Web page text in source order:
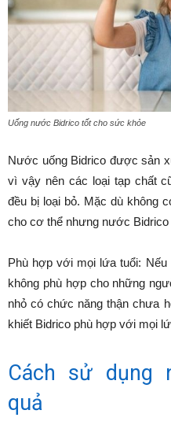
Uống nước Bidrico tốt cho sức khỏe
Nước uống Bidrico được sản
vì vậy nên các loại tạp chất
đều bị loại bỏ. Mặc dù không
cho cơ thể nhưng nước
Phù hợp với mọi lứa tuổi:
không phù hợp cho những
nhỏ có chức năng thận chưa
khiết Bidrico phù hợp với mọi
Cách sử dụng
quả